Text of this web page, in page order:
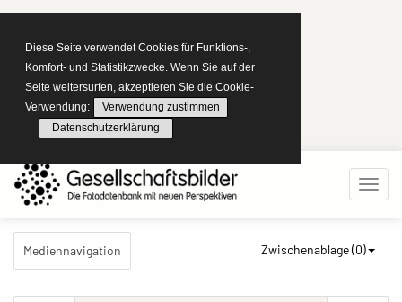
Diese Seite verwendet Cookies für Funktions-,
Komfort- und Statistikzwecke. Wenn Sie auf der
Seite weitersurfen, akzeptieren Sie die Cookie-
Verwendung:
Verwendung zustimmen
Datenschutzerklärung
Mediennavigation Zwischenablage (0)